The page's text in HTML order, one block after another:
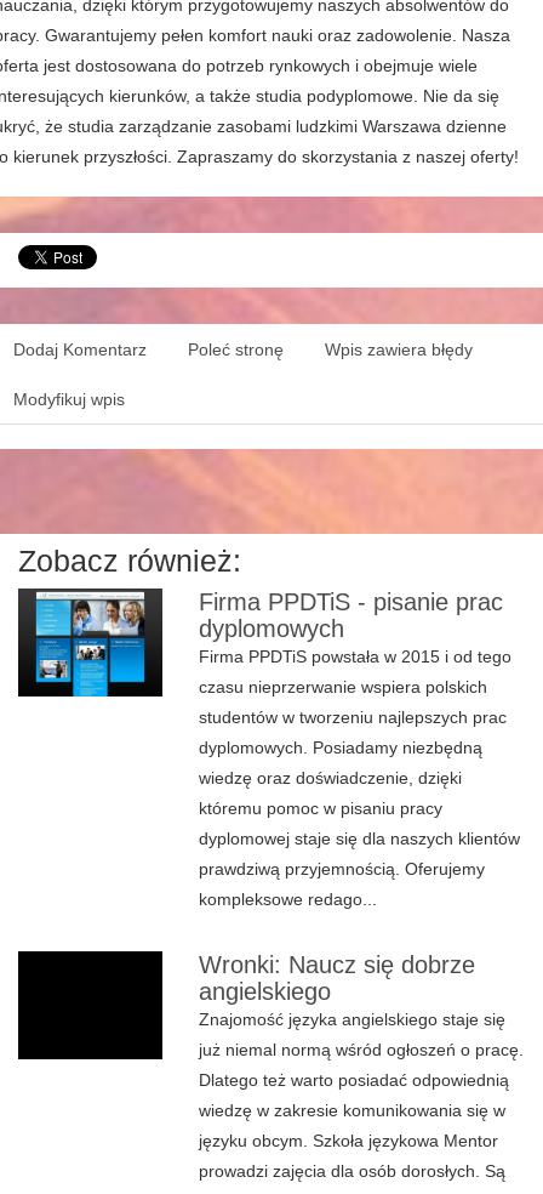
dzięki którym przygotowujemy naszych absolwentów do
Gwarantujemy pełen komfort nauki oraz zadowolenie. Nasza
jest dostosowana do potrzeb rynkowych i obejmuje wiele
kierunków, a także studia podyplomowe. Nie da się
że studia zarządzanie zasobami ludzkimi Warszawa dzienne
kierunek przyszłości. Zapraszamy do skorzystania z naszej oferty!
Dodaj Komentarz Poleć stronę Wpis zawiera błędy
Modyfikuj wpis
Zobacz również:
Firma PPDTiS - pisanie prac
dyplomowych
Firma PPDTiS powstała w 2015 i od tego
czasu nieprzerwanie wspiera polskich
studentów w tworzeniu najlepszych prac
dyplomowych. Posiadamy niezbędną
wiedzę oraz doświadczenie, dzięki
któremu pomoc w pisaniu pracy
dyplomowej staje się dla naszych klientów
prawdziwą przyjemnością. Oferujemy
kompleksowe redago...
Wronki: Naucz się dobrze
angielskiego
Znajomość języka angielskiego staje się
już niemal normą wśród ogłoszeń o pracę.
Dlatego też warto posiadać odpowiednią
wiedzę w zakresie komunikowania się w
języku obcym. Szkoła językowa Mentor
prowadzi zajęcia dla osób dorosłych. Są